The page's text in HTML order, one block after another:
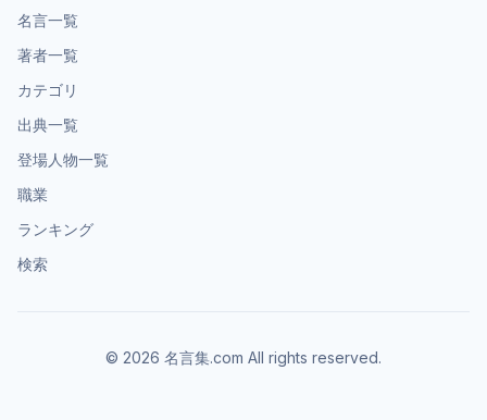
名言一覧
著者一覧
カテゴリ
出典一覧
登場人物一覧
職業
ランキング
検索
© 2026 名言集.com All rights reserved.